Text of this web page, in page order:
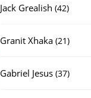
Jack Grealish 4242
Granit Xhaka 2121
Gabriel Jesus 3737